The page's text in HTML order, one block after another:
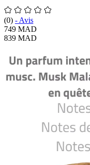
(0) - Avis
749 MAD
839 MAD